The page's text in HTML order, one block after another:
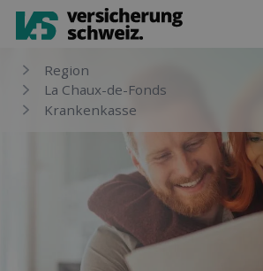
Region
La Chaux-de-Fonds
Kranken­kasse